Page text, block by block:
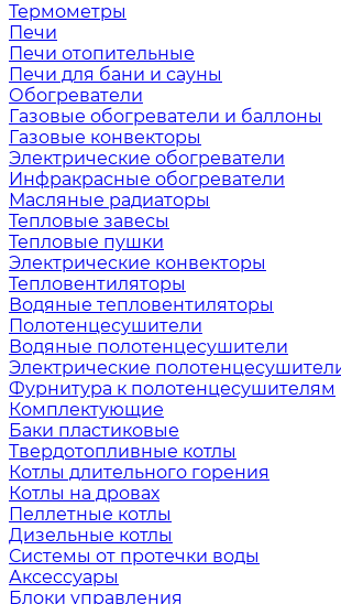
Термометры
Печи
Печи отопительные
Печи для бани и сауны
Обогреватели
Газовые обогреватели и баллоны
Газовые конвекторы
Электрические обогреватели
Инфракрасные обогреватели
Масляные радиаторы
Тепловые завесы
Тепловые пушки
Электрические конвекторы
Тепловентиляторы
Водяные тепловентиляторы
Полотенцесушители
Водяные полотенцесушители
Электрические
Фурнитура к полотенцесушителям
Комплектующие
Баки пластиковые
Твердотопливные котлы
Котлы длительного горения
Котлы на дровах
Пеллетные котлы
Дизельные котлы
Системы от протечки воды
Аксессуары
Блоки управления